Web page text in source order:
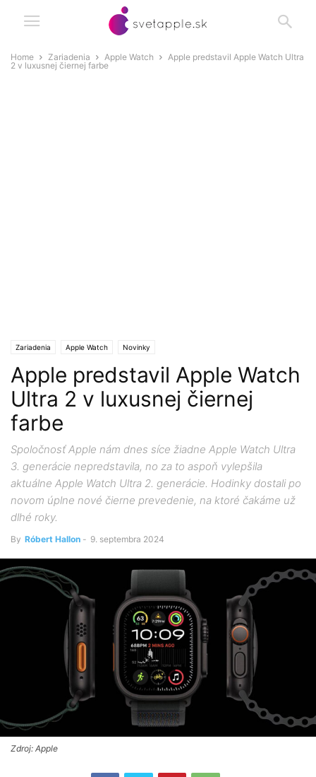
Home Zariadenia Apple Watch
Apple predstavil Apple Watch Ultra
2 v luxusnej čiernej farbe
Zariadenia Apple Watch Novinky
Apple predstavil Apple Watch
Ultra 2 v luxusnej čiernej
farbe
Spoločnosť Apple nám dnes síce žiadne Apple Watch Ultra
3. generácie nepredstavila, no za to aspoň vylepšila
aktuálne Apple Watch Ultra 2. generácie. Hodinky dostali po
novom úplne nové čierne prevedenie, na ktoré čakáme už
dlhé roky.
By Róbert Hallon - 9. septembra 2024
Zdroj: Apple